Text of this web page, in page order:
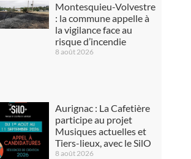
Montesquieu-Volvestre
: la commune appelle à
la vigilance face au
risque d’incendie
8 août 2026
Aurignac : La Cafetière
participe au projet
Musiques actuelles et
Tiers-lieux, avec le SilO
8 août 2026